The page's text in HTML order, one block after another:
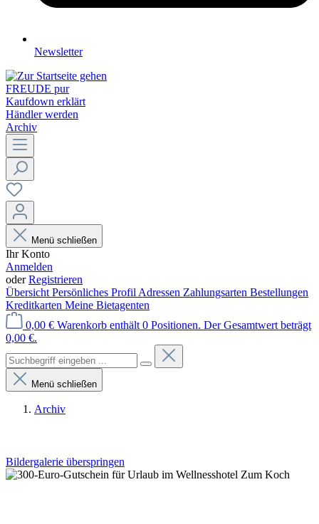
Newsletter
FREUDE pur
Kaufdown erklärt
Händler werden
Archiv
Menü schließen
Ihr Konto
Anmelden
oderRegistrieren
Übersicht Persönliches Profil Adressen Zahlungsarten Bestellungen
Kreditkarten Meine Bietagenten
0,00 € Warenkorb enthält 0 Positionen. Der Gesamtwert beträgt
0,00 €.
Menü schließen
Archiv
Bildergalerie überspringen